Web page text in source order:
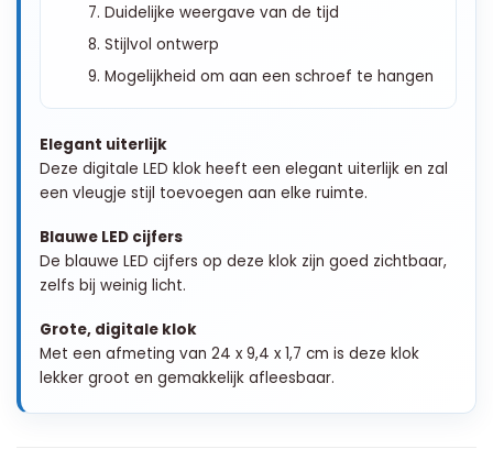
Duidelijke weergave van de tijd
Stijlvol ontwerp
Mogelijkheid om aan een schroef te hangen
Elegant uiterlijk
Deze digitale LED klok heeft een elegant uiterlijk en zal
een vleugje stijl toevoegen aan elke ruimte.
Blauwe LED cijfers
De blauwe LED cijfers op deze klok zijn goed zichtbaar,
zelfs bij weinig licht.
Grote, digitale klok
Met een afmeting van 24 x 9,4 x 1,7 cm is deze klok
lekker groot en gemakkelijk afleesbaar.